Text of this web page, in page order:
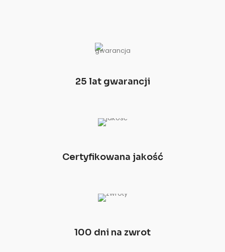
25 lat gwarancji
Certyfikowana jakość
100 dni na zwrot